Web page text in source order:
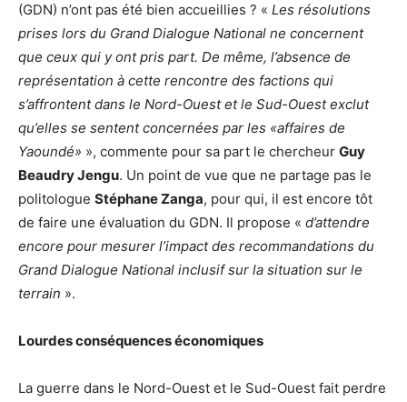
(GDN) n’ont pas été bien accueillies ? « Les résolutions
prises lors du Grand Dialogue National ne concernent
que ceux qui y ont pris part. De même, l’absence de
représentation à cette rencontre des factions qui
s’affrontent dans le Nord-Ouest et le Sud-Ouest exclut
qu’elles se sentent concernées par les «affaires de
Yaoundé» », commente pour sa part le chercheur Guy
Beaudry Jengu. Un point de vue que ne partage pas le
politologue Stéphane Zanga, pour qui, il est encore tôt
de faire une évaluation du GDN. Il propose « d’attendre
encore pour mesurer l’impact des recommandations du
Grand Dialogue National inclusif sur la situation sur le
terrain ».
Lourdes conséquences économiques
La guerre dans le Nord-Ouest et le Sud-Ouest fait perdre